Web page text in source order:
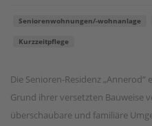
Seniorenwohnungen/-wohnanlage
Kurzzeitpflege
Die Senioren-Residenz
Grund ihrer versetzten Bauweise
überschaubare und familiäre